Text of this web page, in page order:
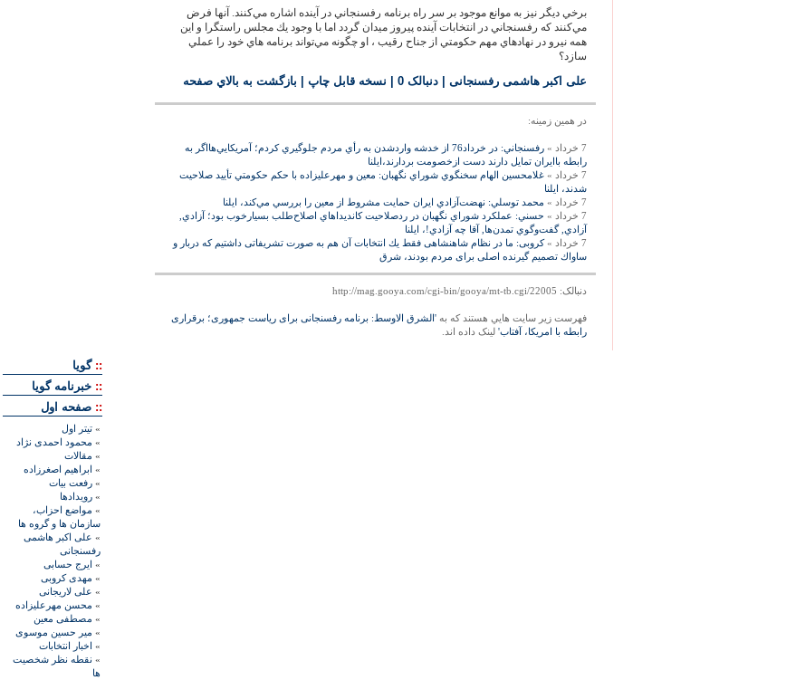
برخي ديگر نيز به موانع موجود بر سر راه برنامه رفسنجاني در آينده اشاره مي‌كنند. آنها فرض
مي‌كنند كه رفسنجاني در انتخابات آينده پيروز ميدان گردد اما با وجود يك مجلس راستگرا و اين
همه نيرو در نهادهاي مهم حكومتي از جناح رقيب ، او چگونه مي‌تواند برنامه هاي خود را عملي
سازد؟
علی اکبر هاشمی رفسنجانی | دنبالک 0 نسخه قابل چاپ بازگشت به بالاي صفحه
در همين زمينه:
7 خرداد »
رفسنجاني: در خرداد76 از خدشه واردشدن به رأي مردم جلوگيري كردم؛ آمريكايي‌‏هااگر به
رابطه باايران تمايل دارند دست ازخصومت بردارند،ايلنا
7 خرداد »
غلامحسين الهام سخنگوي شوراي نگهبان: معين و مهرعليزاده با حكم حكومتي تأييد صلاحيت
شدند، ايلنا
7 خرداد »
محمد توسلي: نهضت‌‏آزادي ايران حمايت مشروط از معين را بررسي مي‌‏كند، ايلنا
7 خرداد »
حسني: عملكرد شوراي نگهبان در ردصلاحيت كانديداهاي اصلاح‌‏طلب بسيارخوب بود؛ آزادي,
آزادي, گفت‌‏وگوي تمدن‌‏ها, آقا چه آزادي!، ايلنا
7 خرداد »
كروبى: ما در نظام شاهنشاهى فقط يك انتخابات آن هم به صورت تشريفاتى داشتيم كه دربار و
ساواك تصميم گيرنده اصلى براى مردم بودند، شرق
دنبالک: http://mag.gooya.com/cgi-bin/gooya/mt-tb.cgi/22005
فهرست زير سايت هايي هستند که به 'الشرق الاوسط: برنامه رفسنجانی برای رياست جمهوری؛ برقراری
رابطه با امريكا، آفتاب' لينک داده اند.
::گويا
:: خبرنامه گويا
:: صفحه اول
» تيتر اول
» محمود احمدی نژاد
» مقالات
» ابراهيم اصغرزاده
» رفعت بیات
» رويدادها
» مواضع احزاب،
سازمان ها و گروه ها
» علی اکبر هاشمی
رفسنجانی
» ايرج حسابی
» مهدی کروبی
» علی لاريجانی
» محسن مهرعليزاده
» مصطفی معين
» مير حسين موسوی
» اخبار انتخابات
» نقطه نظر شخصيت
ها